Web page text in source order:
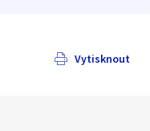
Vytisknout